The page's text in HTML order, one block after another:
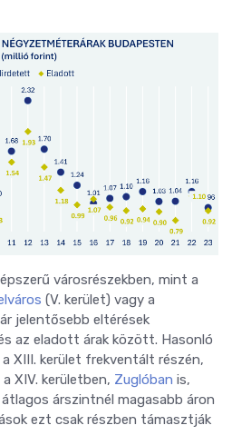
városrészekben, mint a
(V. kerület) vagy a
jelentősebb eltérések
az eladott árak között. Hasonló
XIII. kerület frekventált részén,
XIV. kerületben, Zuglóban is,
árszintnél magasabb áron
ezt csak részben támasztják